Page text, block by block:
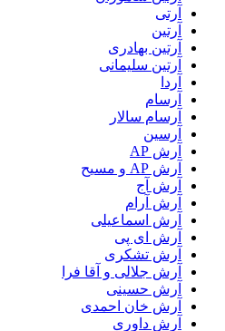
آرتی
آرتین
آرتین بهادری
آرتین سلیمانی
آردا
آرسام
آرسام سالار
آرسین
آرش AP
آرش AP و مسیح
آرش آج
آرش آرام
آرش اسماعیلی
آرش ای پی
آرش تشکری
آرش جلالی و آقا فرا
آرش حسینی
آرش خان احمدی
آرش داوری